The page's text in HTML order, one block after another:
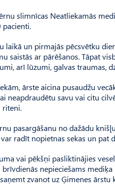
slimnīcas Neatliekamās
pacienti.
laikā un pirmajās pēcsvētku
saistās ar pārēšanos. Tāpat
arī lūzumi, galvas traumas,
ārste aicina pusaudžu
neapdraudētu savu vai citu
riteni.
pasargāšanu no dažādu
radīt nopietnas sekas un pat
vai pēkšņi pasliktinājies
nepieciešams
zvanot uz Ģimenes